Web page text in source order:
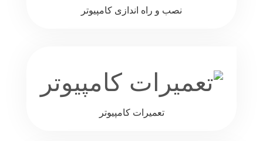
نصب و راه اندازی کامپیوتر
تعمیرات کامپیوتر